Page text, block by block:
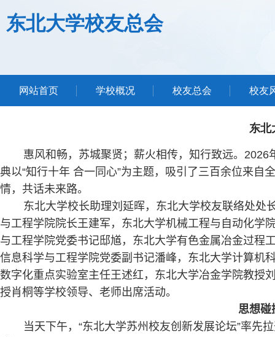
东北大学校友总会
网站首页 学校概况 校友总会 校友
东北
惠风和畅，苏城聚贤；薪火相传，知行致远。 2026
典以“知行十年 合一同心”为主题，吸引了三百余位来
情，共话未来路。
东北大学校长助理刘延晖，东北大学校友联络处处
与工程学院院长王建军，东北大学机械工程与自动化学
与工程学院党委书记邸馗，东北大学有色金属冶金过程
信息科学与工程学院党委副书记潘峰，东北大学计算机
数字化重点实验室主任王述红，东北大学冶金学院教授
授肖桐等学校领导、老师出席活动。
思想碰
当天下午，“东北大学苏州校友创新发展论坛”率先